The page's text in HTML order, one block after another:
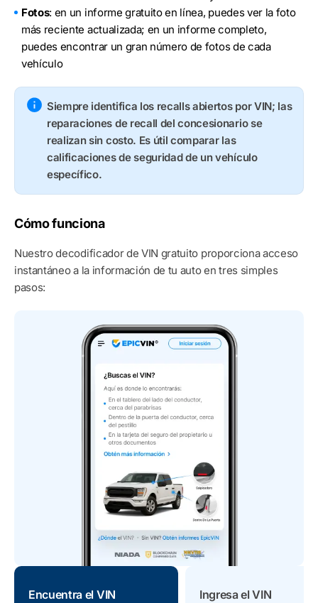
Fotos: en un informe gratuito en línea, puedes ver la foto
más reciente actualizada; en un informe completo,
puedes encontrar un gran número de fotos de cada
vehículo
Siempre identifica los recalls abiertos por VIN; las
reparaciones de recall del concesionario se
realizan sin costo. Es útil comparar las
calificaciones de seguridad de un vehículo
específico.
Cómo funciona
Nuestro decodificador de VIN gratuito proporciona acceso
instantáneo a la información de tu auto en tres simples
pasos:
Encuentra el VIN Ingresa el VIN